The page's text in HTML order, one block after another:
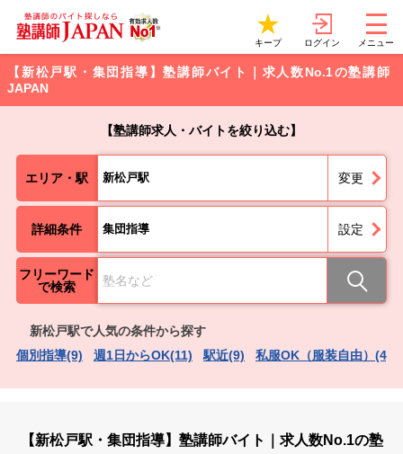
キープ ログイン メニュー
【新松戸駅・集団指導】塾講師バイト｜求人数No.1の塾講師
JAPAN
【塾講師求人・バイトを絞り込む】
エリア・駅 新松戸駅 変更
詳細条件 集団指導 設定
フリーワード
で検索
新松戸駅で人気の条件から探す
個別指導(9)
週1日からOK(11) 駅近(9) 私服OK（服装自由）(4)
【新松戸駅・集団指導】塾講師バイト｜求人数No.1の塾